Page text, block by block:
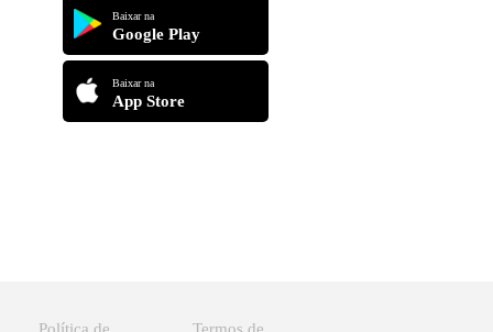
Baixar na
Google Play
Baixar na
App Store
Política de Termos de